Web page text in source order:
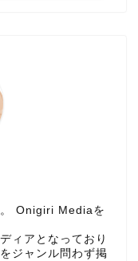
。 Onigiri Mediaを
ィアとなっており
ジャンル問わず掲